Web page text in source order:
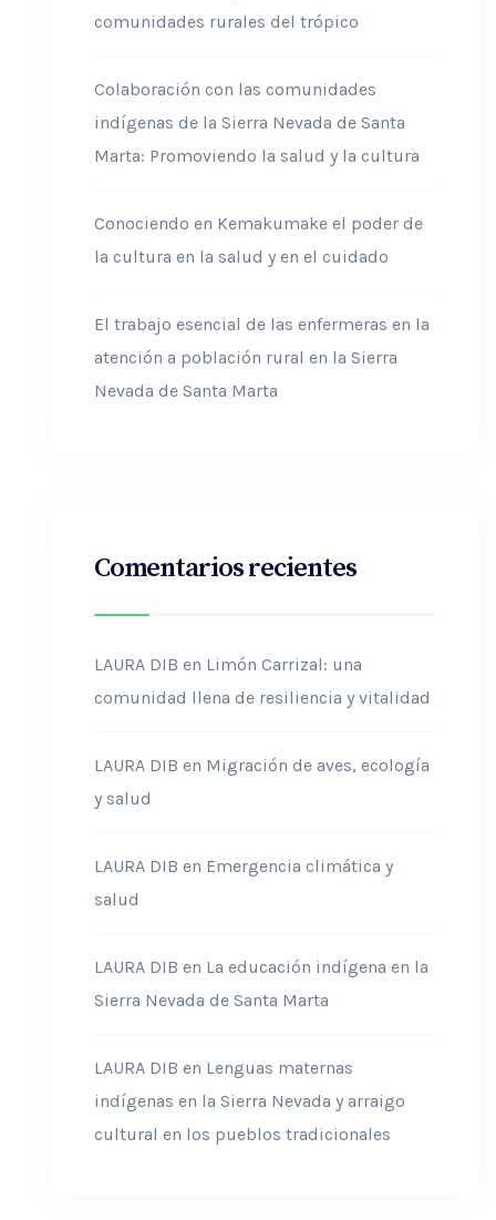
comunidades rurales del trópico
Colaboración con las comunidades
indígenas de la Sierra Nevada de Santa
Marta: Promoviendo la salud y la cultura
Conociendo en Kemakumake el poder de
la cultura en la salud y en el cuidado
El trabajo esencial de las enfermeras en la
atención a población rural en la Sierra
Nevada de Santa Marta
Comentarios recientes
LAURA DIB en Limón Carrizal: una
comunidad llena de resiliencia y vitalidad
LAURA DIB en Migración de aves, ecología
y salud
LAURA DIB en Emergencia climática y
salud
LAURA DIB en La educación indígena en la
Sierra Nevada de Santa Marta
LAURA DIB en Lenguas maternas
indígenas en la Sierra Nevada y arraigo
cultural en los pueblos tradicionales